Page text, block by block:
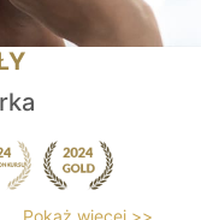
Pokaż więcej >>